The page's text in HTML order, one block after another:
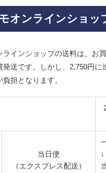
オンラインショッ
ラインショップの送料は、お
発送です。しかし、2,750円
担となります。
当日便
（エクスプレス配送）
↓